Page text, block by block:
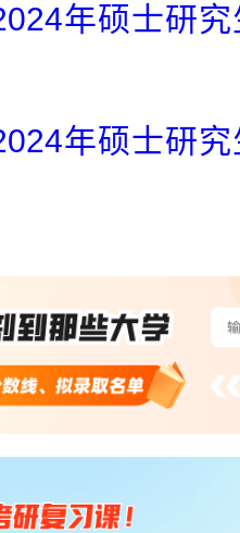
年硕士研
年硕士研